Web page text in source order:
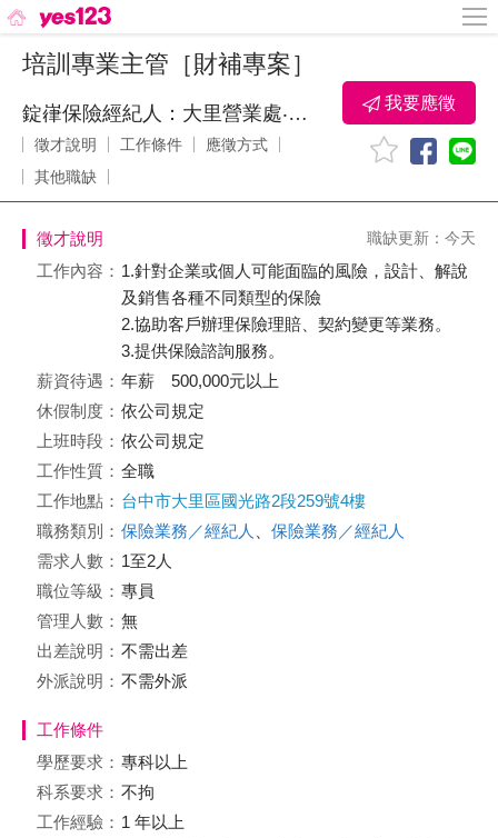
培訓專業主管［財補專案］
錠嵂保險經紀人：大里營業處‧賴泊穎
徵才說明 工作條件
應徵方式
其他職缺
我要應徵
徵才說明 職缺更新：今天
工作內容： 1.針對企業或個人可能面臨的風險，設計、解說
及銷售各種不同類型的保險
2.協助客戶辦理保險理賠、契約變更等業務。
3.提供保險諮詢服務。
薪資待遇： 年薪 500,000元以上
休假制度： 依公司規定
上班時段： 依公司規定
工作性質： 全職
工作地點： 台中市大里區國光路2段259號4樓
職務類別： 保險業務／經紀人
保險業務／經紀人
需求人數： 1至2人
職位等級： 專員
管理人數： 無
出差說明： 不需出差
外派說明： 不需外派
工作條件
學歷要求： 專科以上
科系要求： 不拘
工作經驗： 1 年以上